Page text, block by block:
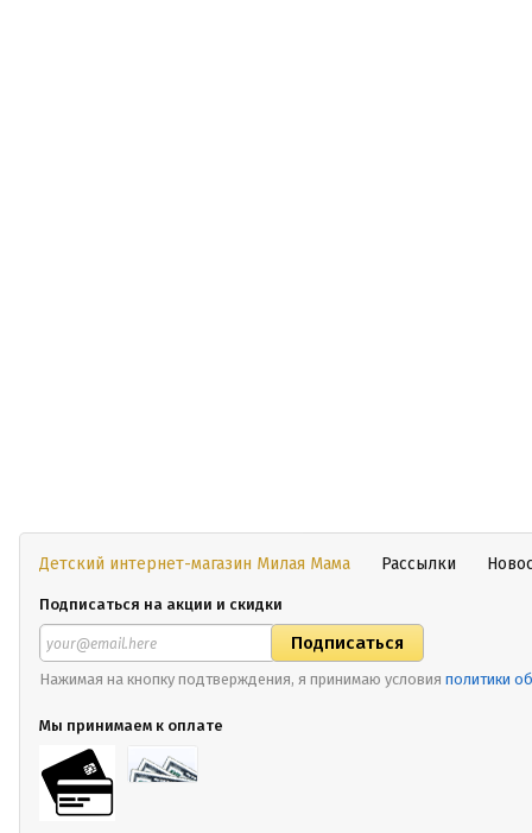
Детский интернет-магазин Милая Мама Рассылки
Подписаться на акции и скидки
Нажимая на кнопку подтверждения, я принимаю условия политики
Мы принимаем к оплате